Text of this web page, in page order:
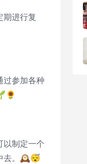
期进行复
过参加各种
以制定一个
去。🕰️😴